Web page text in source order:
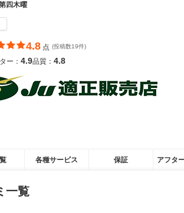
四木曜
4.8 点 (投稿数19件)
ー： 4.9品質： 4.8
各種サービス 保証 アフタ
一覧